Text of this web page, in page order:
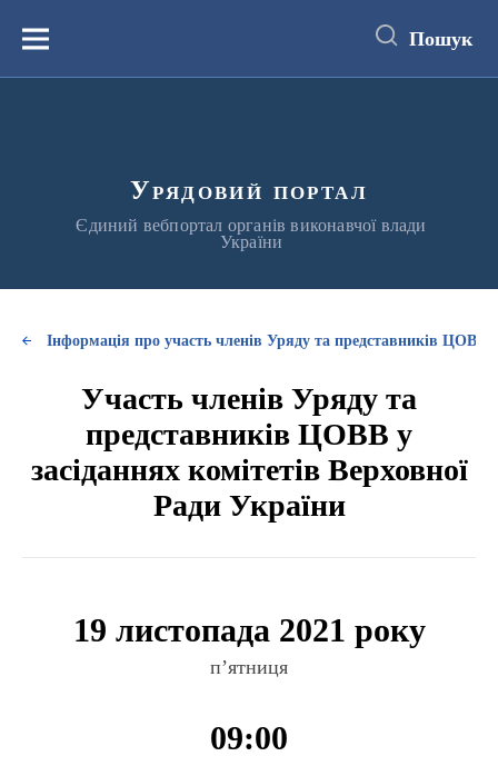
вмістуМеню Пошук
Урядовий портал
Єдиний вебпортал органів виконавчої влади
України
Інформація про участь членів Уряду та представників ЦОВВ
Участь членів Уряду та
представників ЦОВВ у
засіданнях комітетів Верховної
Ради України
19 листопада 2021 року
п’ятниця
09:00